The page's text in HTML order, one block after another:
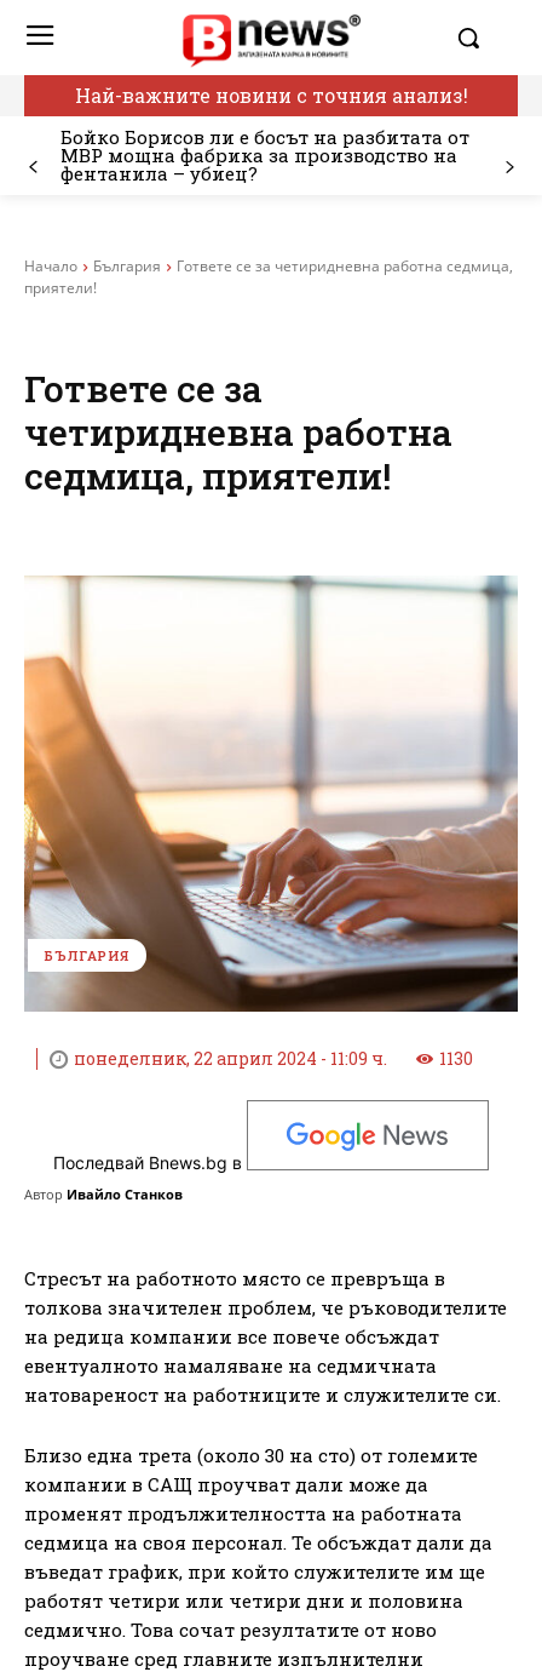
Най-важните новини с точния анализ!
Бойко Борисов ли е босът на разбитата от
МВР мощна фабрика за производство на
фентанила – убиец?
Начало България
Гответе се за четиридневна работна седмица,
приятели!
Гответе се за
четиридневна работна
седмица, приятели!
БЪЛГАРИЯ
понеделник, 22 април 2024 - 11:09 ч. 1130
Последвай Bnews.bg в
Автор Ивайло Станков
Стресът на работното място се превръща в
толкова значителен проблем, че ръководителите
на редица компании все повече обсъждат
евентуалното намаляване на седмичната
натовареност на работниците и служителите си.
Близо една трета (около 30 на сто) от големите
компании в САЩ проучват дали може да
променят продължителността на работната
седмица на своя персонал. Те обсъждат дали да
въведат график, при който служителите им ще
работят четири или четири дни и половина
седмично. Това сочат резултатите от ново
проучване сред главните изпълнителни